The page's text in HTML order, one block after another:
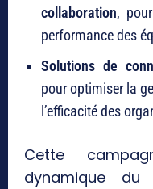
collaboration,
performance des
Solutions de
pour optimiser la
l’efficacité des
Cette
dynamique du